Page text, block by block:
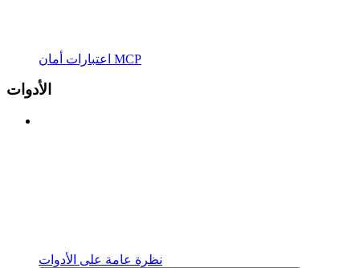
اعتبارات أمان MCP
الأدوات
نظرة عامة على الأدوات